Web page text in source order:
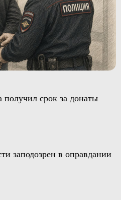
срок за донаты
заподозрен в оправдании